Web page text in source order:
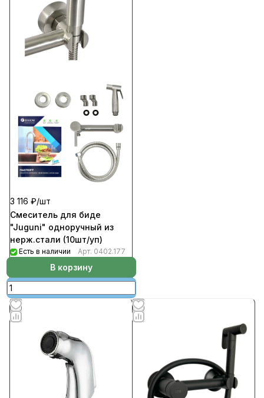
3 116 ₽/шт
Смеситель для биде
"Juguni" одноручный из
нерж.стали (10шт/уп)
Есть в наличии Арт. 0402.177
В корзину